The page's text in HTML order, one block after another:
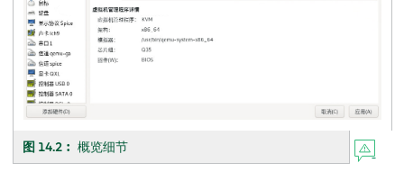
图 14.2︰ 概览细节